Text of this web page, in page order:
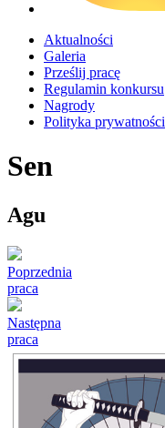
Aktualności
Galeria
Prześlij pracę
Regulamin konkursu
Nagrody
Polityka prywatności
Sen
Agu
Poprzednia
praca
Następna
praca